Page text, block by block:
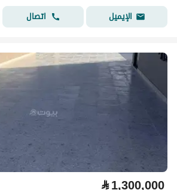
الإيميل
اتصال
⃁1,300,000